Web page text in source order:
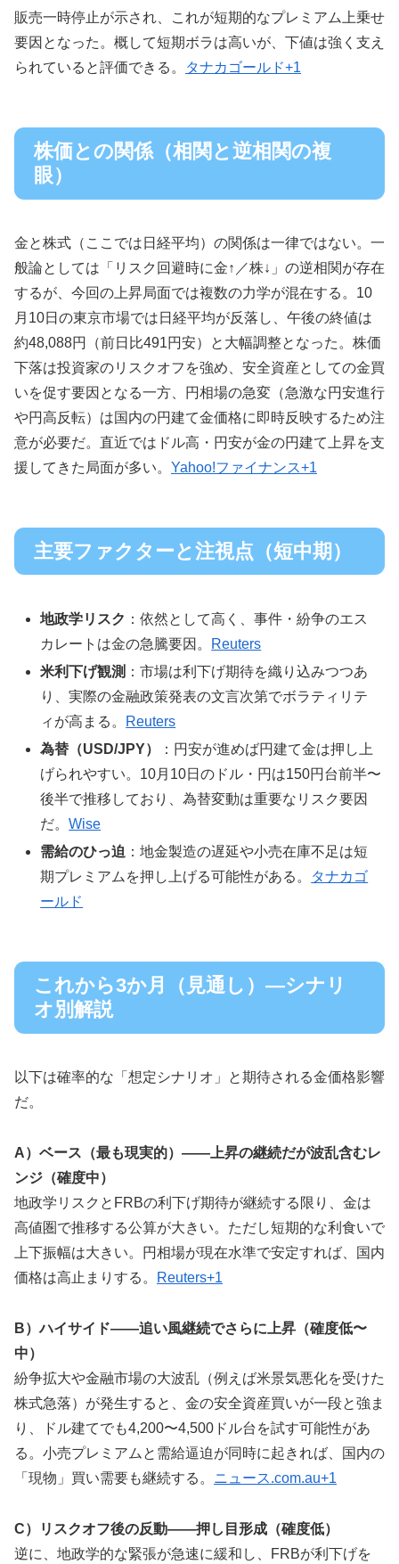
販売一時停止が示され、これが短期的なプレミアム上乗せ
要因となった。概して短期ボラは高いが、下値は強く支え
られていると評価できる。
タナカゴールド+1
株価との関係（相関と逆相関の複
眼）
金と株式（ここでは日経平均）の関係は一律ではない。一
般論としては「リスク回避時に金↑／株↓」の逆相関が存在
するが、今回の上昇局面では複数の力学が混在する。10
月10日の東京市場では日経平均が反落し、午後の終値は
約48,088円（前日比491円安）と大幅調整となった。株価
下落は投資家のリスクオフを強め、安全資産としての金買
いを促す要因となる一方、円相場の急変（急激な円安進行
や円高反転）は国内の円建て金価格に即時反映するため注
意が必要だ。直近ではドル高・円安が金の円建て上昇を支
援してきた局面が多い。 Yahoo!ファイナンス+1
主要ファクターと注視点（短中期）
地政学リスク ：依然として高く、事件・紛争のエス
カレートは金の急騰要因。
Reuters
米利下げ観測 ：市場は利下げ期待を織り込みつつあ
り、実際の金融政策発表の文言次第でボラティリテ
ィが高まる。
Reuters
為替（USD/JPY）
：円安が進めば円建て金は押し上
げられやすい。10月10日のドル・円は150円台前半〜
後半で推移しており、為替変動は重要なリスク要因
だ。Wise
需給のひっ迫 ：地金製造の遅延や小売在庫不足は短
期プレミアムを押し上げる可能性がある。
タナカゴ
ールド
これから3か月（見通し）—シナリ
オ別解説
以下は確率的な「想定シナリオ」と期待される金価格影響
だ。
A）ベース（最も現実的）――上昇の継続だが波乱含むレ
ンジ（確度中）
地政学リスクとFRBの利下げ期待が継続する限り、金は
高値圏で推移する公算が大きい。ただし短期的な利食いで
上下振幅は大きい。円相場が現在水準で安定すれば、国内
価格は高止まりする。
Reuters+1
B）ハイサイド――追い風継続でさらに上昇（確度低〜
中）
紛争拡大や金融市場の大波乱（例えば米景気悪化を受けた
株式急落）が発生すると、金の安全資産買いが一段と強ま
り、ドル建てでも4,200〜4,500ドル台を試す可能性があ
る。小売プレミアムと需給逼迫が同時に起きれば、国内の
「現物」買い需要も継続する。 ニュース.com.au+1
C）リスクオフ後の反動――押し目形成（確度低）
逆に、地政学的な緊張が急速に緩和し、FRBが利下げを